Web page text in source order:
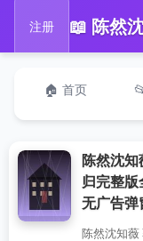
注册
🏠 首页
陈然沈知
归完整版
无广告弹
陈然沈知薇